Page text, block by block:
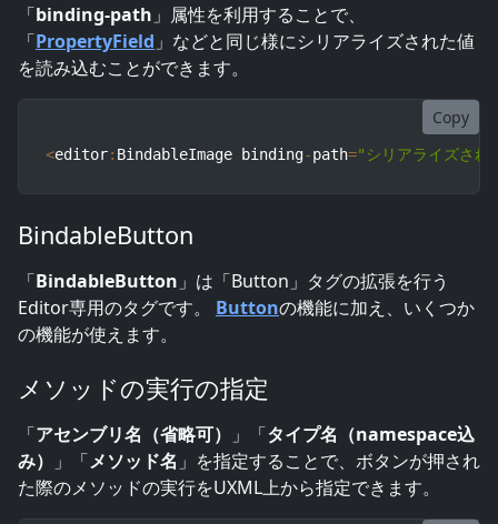
「binding-path 」属性を利用することで、
「PropertyField 」などと同じ様にシリアライズされた値
を読み込むことができます。
Copy
<editor: BindableImage binding-path="シリアライズされ
BindableButton
「BindableButton 」は「Button」タグの拡張を行う
Editor専用のタグです。 Buttonの機能に加え、いくつか
の機能が使えます。
メソッドの実行の指定
「アセンブリ名（省略可） 」「タイプ名（namespace込
み）
」「メソッド名 」を指定することで、ボタンが押され
た際のメソッドの実行をUXML上から指定できます。